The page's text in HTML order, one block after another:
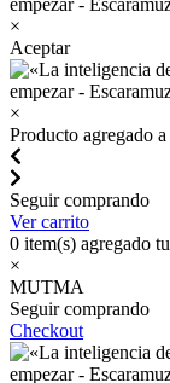
×
Aceptar
×
Producto agregado
Seguir comprando
Ver carrito
0 item(s) agregado
×
MUTMA
Seguir comprando
Checkout